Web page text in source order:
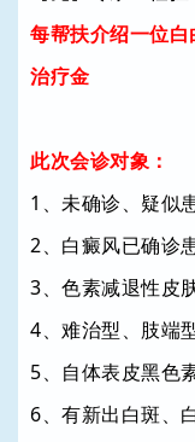
每帮扶介绍一位
治疗金
此次会诊对象：
1、未确诊、疑似
2、白癜风已确诊
3、色素减退性皮
4、难治型、肢端
5、自体表皮黑色
6、有新出白斑、